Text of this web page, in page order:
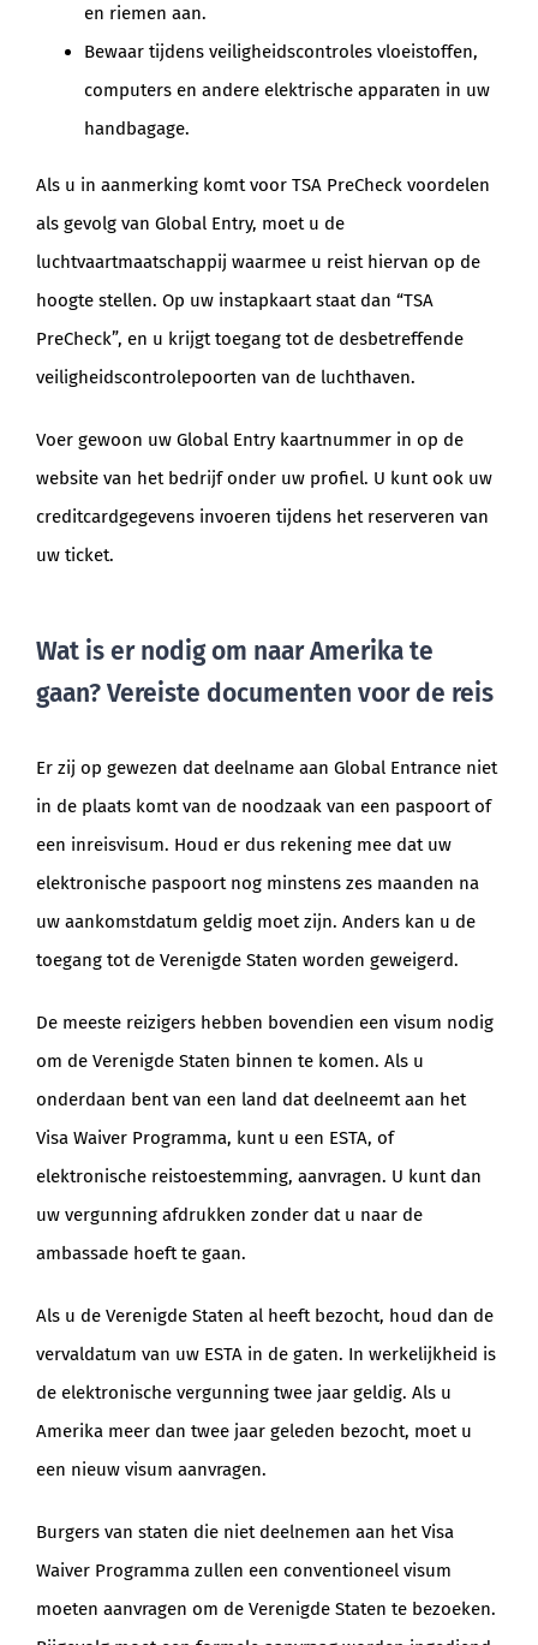
en riemen aan.
Bewaar tijdens veiligheidscontroles vloeistoffen,
computers en andere elektrische apparaten in uw
handbagage.
Als u in aanmerking komt voor TSA PreCheck voordelen
als gevolg van Global Entry, moet u de
luchtvaartmaatschappij waarmee u reist hiervan op de
hoogte stellen. Op uw instapkaart staat dan “TSA
PreCheck”, en u krijgt toegang tot de desbetreffende
veiligheidscontrolepoorten van de luchthaven.
Voer gewoon uw Global Entry kaartnummer in op de
website van het bedrijf onder uw profiel. U kunt ook uw
creditcardgegevens invoeren tijdens het reserveren van
uw ticket.
Wat is er nodig om naar Amerika te
gaan? Vereiste documenten voor de reis
Er zij op gewezen dat deelname aan Global Entrance niet
in de plaats komt van de noodzaak van een paspoort of
een inreisvisum. Houd er dus rekening mee dat uw
elektronische paspoort nog minstens zes maanden na
uw aankomstdatum geldig moet zijn. Anders kan u de
toegang tot de Verenigde Staten worden geweigerd.
De meeste reizigers hebben bovendien een visum nodig
om de Verenigde Staten binnen te komen. Als u
onderdaan bent van een land dat deelneemt aan het
Visa Waiver Programma, kunt u een ESTA, of
elektronische reistoestemming, aanvragen. U kunt dan
uw vergunning afdrukken zonder dat u naar de
ambassade hoeft te gaan.
Als u de Verenigde Staten al heeft bezocht, houd dan de
vervaldatum van uw ESTA in de gaten. In werkelijkheid is
de elektronische vergunning twee jaar geldig. Als u
Amerika meer dan twee jaar geleden bezocht, moet u
een nieuw visum aanvragen.
Burgers van staten die niet deelnemen aan het Visa
Waiver Programma zullen een conventioneel visum
moeten aanvragen om de Verenigde Staten te bezoeken.